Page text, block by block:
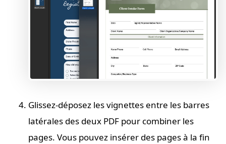
Glissez-déposez les vignettes entre les barres
latérales des deux PDF pour combiner les
pages. Vous pouvez insérer des pages à la fin